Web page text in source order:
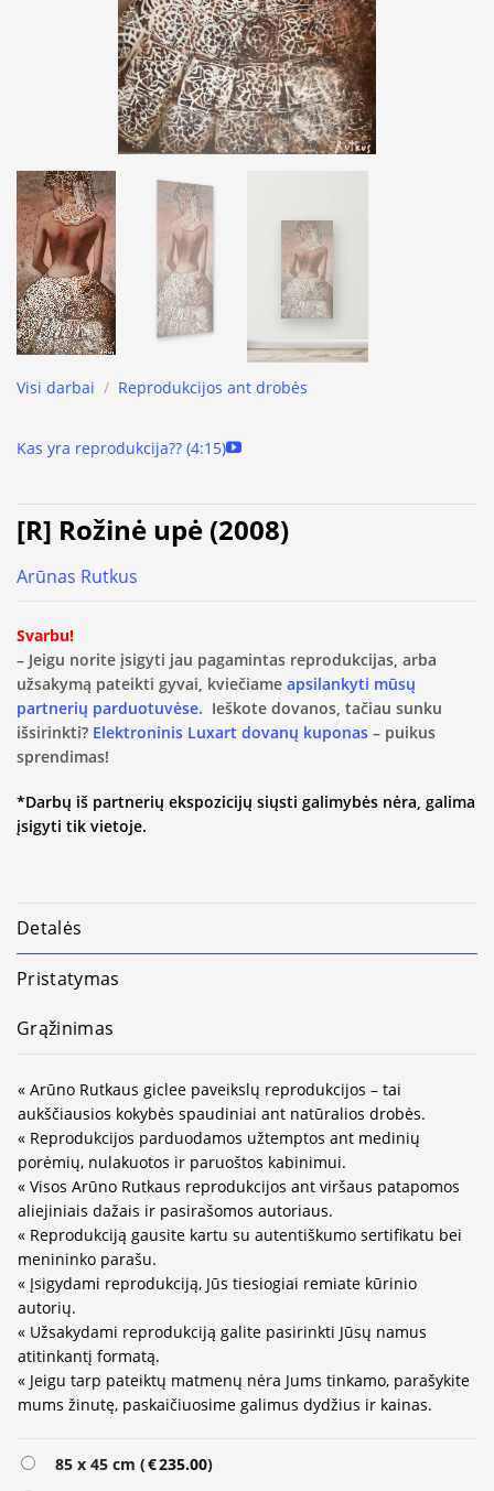
Visi darbai / Reprodukcijos ant drobės
Kas yra reprodukcija?? (4:15)
[R] Rožinė upė (2008)
Arūnas Rutkus
Svarbu!
– Jeigu norite įsigyti jau pagamintas reprodukcijas, arba
užsakymą pateikti gyvai, kviečiame apsilankyti mūsų
partnerių parduotuvėse. Ieškote dovanos, tačiau sunku
išsirinkti? Elektroninis Luxart dovanų kuponas – puikus
sprendimas!
*Darbų iš partnerių ekspozicijų siųsti galimybės nėra, galima
įsigyti tik vietoje.
Detalės
Pristatymas
Grąžinimas
« Arūno Rutkaus giclee paveikslų reprodukcijos – tai
aukščiausios kokybės spaudiniai ant natūralios drobės.
« Reprodukcijos parduodamos užtemptos ant medinių
porėmių, nulakuotos ir paruoštos kabinimui.
« Visos Arūno Rutkaus reprodukcijos ant viršaus patapomos
aliejiniais dažais ir pasirašomos autoriaus.
« Reprodukciją gausite kartu su autentiškumo sertifikatu bei
menininko parašu.
« Įsigydami reprodukciją, Jūs tiesiogiai remiate kūrinio
autorių.
« Užsakydami reprodukciją galite pasirinkti Jūsų namus
atitinkantį formatą.
« Jeigu tarp pateiktų matmenų nėra Jums tinkamo, parašykite
mums žinutę, paskaičiuosime galimus dydžius ir kainas.
85 x 45 cm (€235.00)
Alternative: